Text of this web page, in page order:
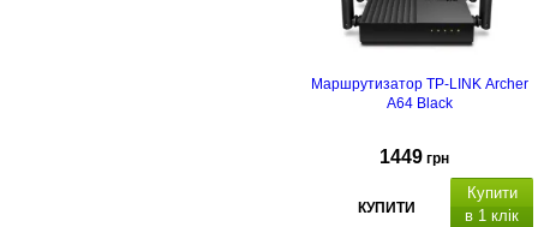
Маршрутизатор TP-LINK Archer
A64 Black
1449 грн
КУПИТИ
Купити
в 1 клік